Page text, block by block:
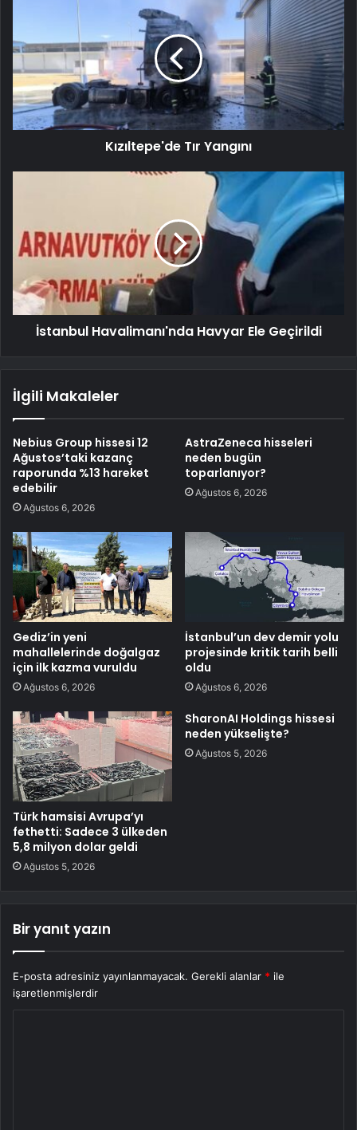
Kızıltepe'de Tır Yangını
İstanbul Havalimanı'nda Havyar Ele Geçirildi
İlgili Makaleler
Nebius Group hissesi 12
Ağustos’taki kazanç
raporunda %13 hareket
edebilir
Ağustos 6, 2026
AstraZeneca hisseleri
neden bugün
toparlanıyor?
Ağustos 6, 2026
Gediz’in yeni
mahallelerinde doğalgaz
için ilk kazma vuruldu
Ağustos 6, 2026
İstanbul’un dev demir yolu
projesinde kritik tarih belli
oldu
Ağustos 6, 2026
Türk hamsisi Avrupa’yı
fethetti: Sadece 3 ülkeden
5,8 milyon dolar geldi
Ağustos 5, 2026
SharonAI Holdings hissesi
neden yükselişte?
Ağustos 5, 2026
Bir yanıt yazın
E-posta adresiniz yayınlanmayacak. Gerekli alanlar * ile
işaretlenmişlerdir